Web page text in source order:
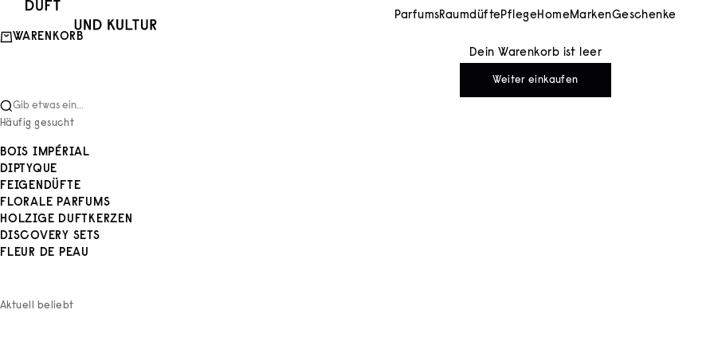
Zum Inhalt springen
Duft und Kultur ParfumsRaumdüftePflegeHomeMarkenGeschenke
WARENKORB
Dein Warenkorb ist leer
Weiter einkaufen
Gib etwas ein...
Häufig gesucht
BOIS IMPÉRIAL
DIPTYQUE
FEIGENDÜFTE
FLORALE PARFUMS
HOLZIGE DUFTKERZEN
DISCOVERY SETS
FLEUR DE PEAU
Aktuell beliebt